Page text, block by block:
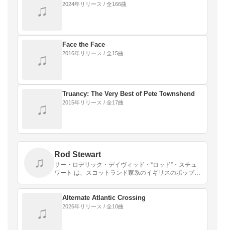
♫ 2024年リリース / 全166曲
♫
Face the Face
2016年リリース / 全15曲
♫
Truancy: The Very Best of Pete Townshend
2015年リリース / 全17曲
♫
Rod Stewart
サー・ロデリック・デイヴィッド・“ロッド”・スチュ
ワート は、スコットランド家系のイギリスのポップ・
♫
Alternate Atlantic Crossing
2026年リリース / 全10曲